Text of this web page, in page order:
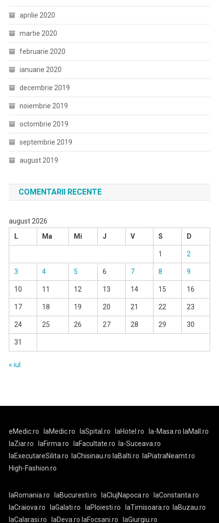
aprilie 2020
martie 2020
februarie 2020
ianuarie 2020
decembrie 2019
noiembrie 2019
octombrie 2019
septembrie 2019
august 2019
COMENTARII RECENTE
august 2026
L
Ma Mi J V S D
1 2
3 4 5 6 7 8 9
10 11 12 13 14 15 16
17 18 19 20 21 22 23
24 25 26 27 28 29 30
31
« iul.
eMedic.ro laMedic.ro laSpital.ro laHotel.ro la-Masa.ro laMall.ro
laZiar.ro
laFirma.ro laFacultate.ro
la-Suceava.ro
laExecutareSilita.ro
laChisinau.ro laBalti.ro
laPiatraNeamt.ro
High-Fashion.ro
laRomania.ro laBucuresti.ro laClujNapoca.ro
laConstanta.ro
laCraiova.ro
laGalati.ro laPloiesti.ro laTimisoara.ro
laBuzau.ro
laCalarasi.ro
laDeva.ro laFocsani.ro laGiurgiu.ro